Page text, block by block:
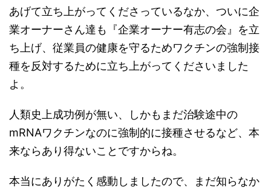
あげて立ち上がってくださっているなか、ついに企
業オーナーさん達も『企業オーナー有志の会』を立
ち上げ、従業員の健康を守るためワクチンの強制接
種を反対するために立ち上がってくださいました
よ。
人類史上成功例が無い、しかもまだ治験途中の
mRNAワクチンなのに強制的に接種させるなど、本
来ならあり得ないことですからね。
本当にありがたく感動しましたので、まだ知らなか